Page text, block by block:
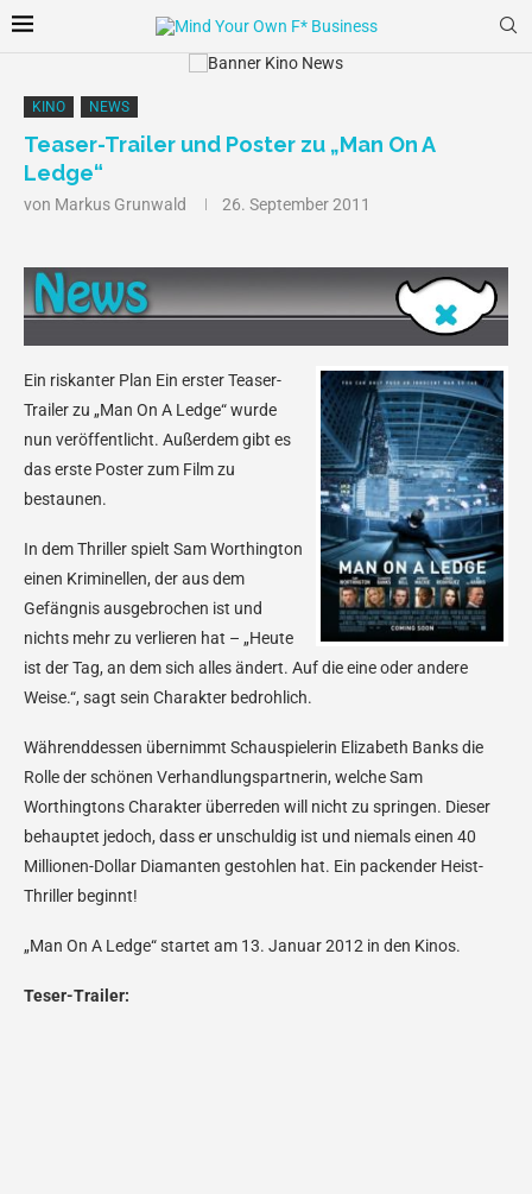
KINO NEWS
Teaser-Trailer und Poster zu „Man On A
Ledge“
von Markus Grunwald 26. September 2011
Ein riskanter Plan Ein erster Teaser-
Trailer zu „Man On A Ledge“ wurde
nun veröffentlicht. Außerdem gibt es
das erste Poster zum Film zu
bestaunen.
In dem Thriller spielt Sam Worthington
einen Kriminellen, der aus dem
Gefängnis ausgebrochen ist und
nichts mehr zu verlieren hat – „Heute
ist der Tag, an dem sich alles ändert. Auf die eine oder andere
Weise.“, sagt sein Charakter bedrohlich.
Währenddessen übernimmt Schauspielerin Elizabeth Banks die
Rolle der schönen Verhandlungspartnerin, welche Sam
Worthingtons Charakter überreden will nicht zu springen. Dieser
behauptet jedoch, dass er unschuldig ist und niemals einen 40
Millionen-Dollar Diamanten gestohlen hat. Ein packender Heist-
Thriller beginnt!
„Man On A Ledge“ startet am 13. Januar 2012 in den Kinos.
Teser-Trailer: